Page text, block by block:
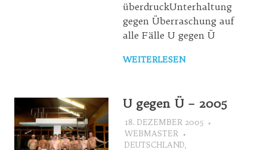
überdruckUnterhaltung
gegen Überraschung auf
alle Fälle U gegen Ü
WEITERLESEN
U gegen Ü – 2005
18. DEZEMBER 2005
WEBMASTER
DEUTSCHLAND